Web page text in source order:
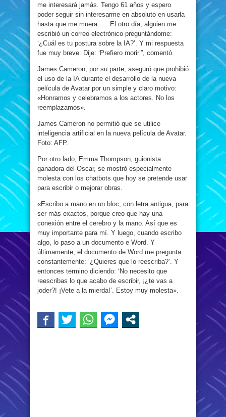
me interesará jamás. Tengo 61 años y espero
poder seguir sin interesarme en absoluto en usarla
hasta que me muera. … El otro día, alguien me
escribió un correo electrónico preguntándome:
‘¿Cuál es tu postura sobre la IA?’. Y mi respuesta
fue muy breve. Dije: ‘Prefiero morir’”, comentó.
James Cameron, por su parte, aseguró que prohibió
el uso de la IA durante el desarrollo de la nueva
película de Avatar por un simple y claro motivo:
«Honramos y celebramos a los actores. No los
reemplazamos».
James Cameron no permitió que se utilice
inteligencia artificial en la nueva película de Avatar.
Foto: AFP.
Por otro lado, Emma Thompson, guionista
ganadora del Oscar, se mostró especialmente
molesta con los chatbots que hoy se pretende usar
para escribir o mejorar obras.
«Escribo a mano en un bloc, con letra antigua, para
ser más exactos, porque creo que hay una
conexión entre el cerebro y la mano. Así que es
muy importante para mí. Y luego, cuando escribo
algo, lo paso a un documento e Word. Y
últimamente, el documento de Word me pregunta
constantemente: ‘¿Quieres que lo reescriba?’. Y
entonces termino diciendo: ‘No necesito que
reescribas lo que acabo de escribir, ¡¿te vas a
joder?! ¡Vete a la mierda!’. Estoy muy molesta».